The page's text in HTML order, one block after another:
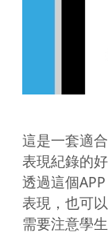
這是一套適
表現紀錄的好
透過這個
表現，也可
需要注意學